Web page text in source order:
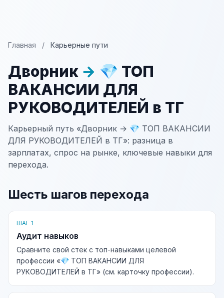
Главная / Карьерные пути
Дворник → 💎 ТОП
ВАКАНСИИ ДЛЯ
РУКОВОДИТЕЛЕЙ в ТГ
Карьерный путь «Дворник → 💎 ТОП ВАКАНСИИ
ДЛЯ РУКОВОДИТЕЛЕЙ в ТГ»: разница в
зарплатах, спрос на рынке, ключевые навыки для
перехода.
Шесть шагов перехода
ШАГ 1
Аудит навыков
Сравните свой стек с топ-навыками целевой
профессии «💎 ТОП ВАКАНСИИ ДЛЯ
РУКОВОДИТЕЛЕЙ в ТГ» (см. карточку профессии).